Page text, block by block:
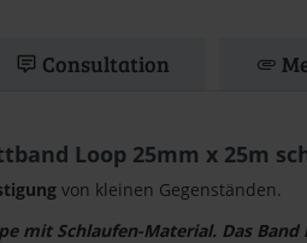
Consultation
Loop 25mm x 25m
von kleinen Gegenständen.
mit Schlaufen-Material. Das